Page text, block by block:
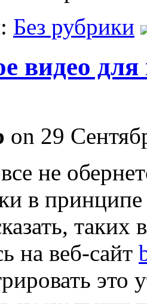
Без рубрики
видео
on 29
не
в принципе
таких
на веб-сайт
это